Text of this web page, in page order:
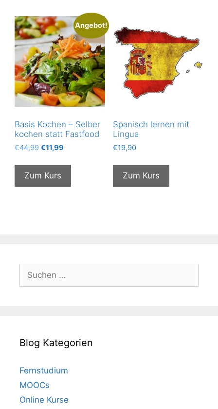
Angebot!
Basis Kochen – Selber
kochen statt Fastfood
€44,99 Ursprünglicher
war:
€44,99
€11,99
ist:
Zum Kurs
Spanisch lernen mit
Lingua
€19,90
Zum Kurs
Suchen
nach:
Blog Kategorien
Fernstudium
MOOCs
Online Kurse